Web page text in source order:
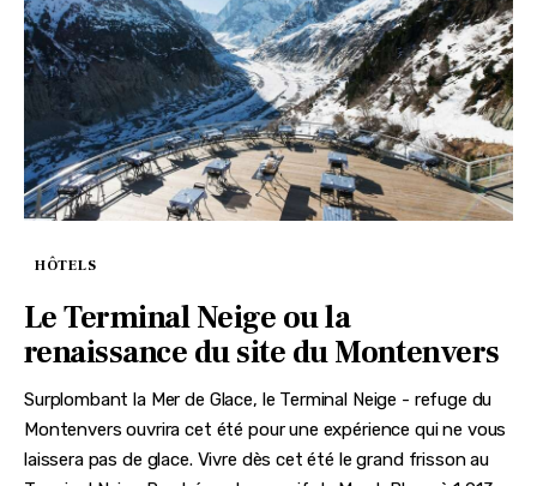
HÔTELS
Le Terminal Neige ou la
renaissance du site du Montenvers
Surplombant la Mer de Glace, le Terminal Neige - refuge du
Montenvers ouvrira cet été pour une expérience qui ne vous
laissera pas de glace. Vivre dès cet été le grand frisson au